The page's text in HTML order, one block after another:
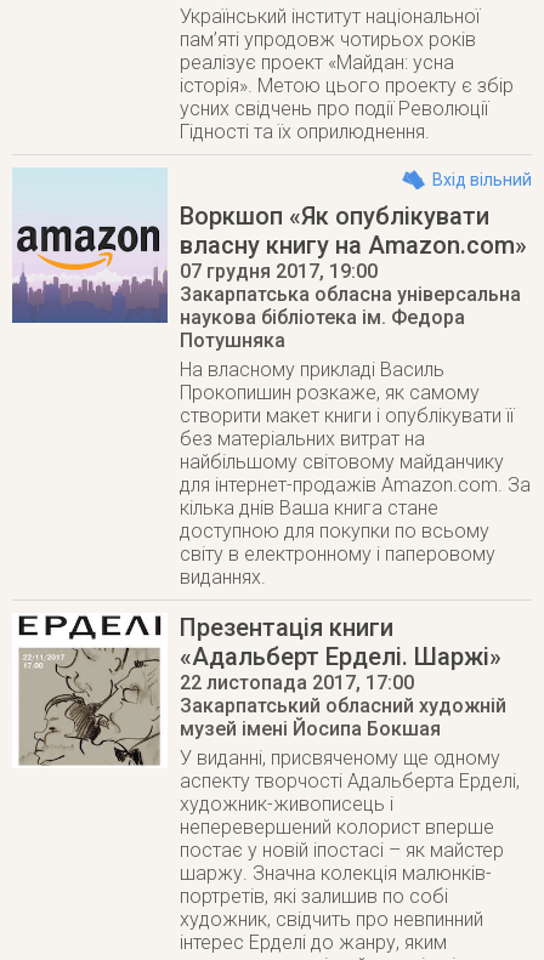
Український інститут національної
пам’яті упродовж чотирьох років
реалізує проект «Майдан: усна
історія». Метою цього проекту є збір
усних свідчень про події Революції
Гідності та їх оприлюднення.
Вхід вільний
Воркшоп «Як опублікувати
власну книгу на Amazon.com»
07 грудня 2017, 19:00
Закарпатська обласна універсальна
наукова бібліотека ім. Федора
Потушняка
На власному прикладі Василь
Прокопишин розкаже, як самому
створити макет книги і опублікувати її
без матеріальних витрат на
найбільшому світовому майданчику
для інтернет-продажів Amazon.com. За
кілька днів Ваша книга стане
доступною для покупки по всьому
світу в електронному і паперовому
виданнях.
Презентація книги
«Адальберт Ерделі. Шаржі»
22 листопада 2017, 17:00
Закарпатський обласний художній
музей імені Йосипа Бокшая
У виданні, присвяченому ще одному
аспекту творчості Адальберта Ерделі,
художник-живописець і
неперевершений колорист вперше
постає у новій іпостасі – як майстер
шаржу. Значна колекція малюнків-
портретів, які залишив по собі
художник, свідчить про невпинний
інтерес Ерделі до жанру, яким